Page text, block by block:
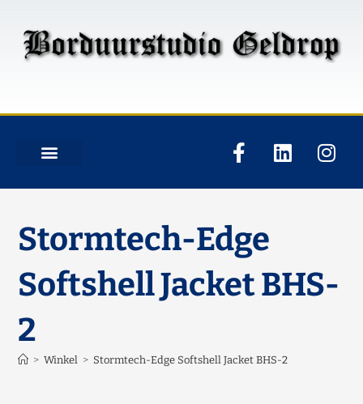
Stormtech-Edge
Softshell Jacket BHS-
2
> Winkel > Stormtech-Edge Softshell Jacket BHS-2